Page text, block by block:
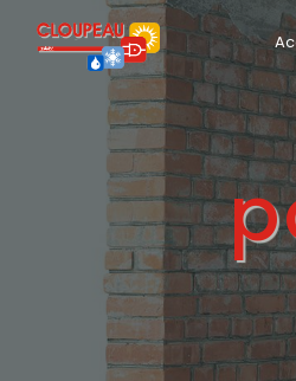
Panneau de gestion des cookies